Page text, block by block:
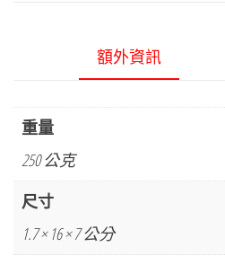
額外資訊
重量
250 公克
尺寸
1.7 × 16 × 7 公分